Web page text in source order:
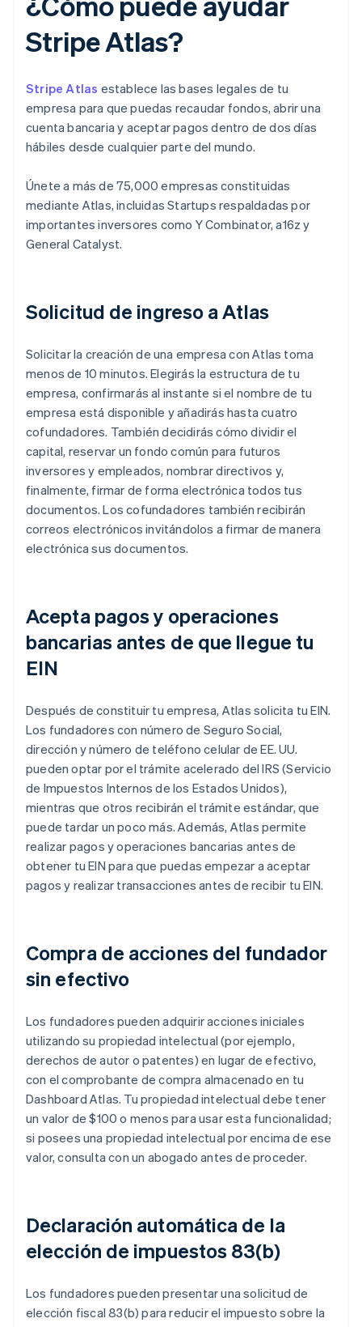
Stripe Atlas?
Stripe Atlas establece las bases legales de tu
empresa para que puedas recaudar fondos, abrir una
cuenta bancaria y aceptar pagos dentro de dos días
hábiles desde cualquier parte del mundo.
Únete a más de 75,000 empresas constituidas
mediante Atlas, incluidas Startups respaldadas por
importantes inversores como Y Combinator, a16z y
General Catalyst.
Solicitud de ingreso a Atlas
Solicitar la creación de una empresa con Atlas toma
menos de 10 minutos. Elegirás la estructura de tu
empresa, confirmarás al instante si el nombre de tu
empresa está disponible y añadirás hasta cuatro
cofundadores. También decidirás cómo dividir el
capital, reservar un fondo común para futuros
inversores y empleados, nombrar directivos y,
finalmente, firmar de forma electrónica todos tus
documentos. Los cofundadores también recibirán
correos electrónicos invitándolos a firmar de manera
electrónica sus documentos.
Acepta pagos y operaciones
bancarias antes de que llegue tu
EIN
Después de constituir tu empresa, Atlas solicita tu EIN.
Los fundadores con número de Seguro Social,
dirección y número de teléfono celular de EE. UU.
pueden optar por el trámite acelerado del IRS (Servicio
de Impuestos Internos de los Estados Unidos),
mientras que otros recibirán el trámite estándar, que
puede tardar un poco más. Además, Atlas permite
realizar pagos y operaciones bancarias antes de
obtener tu EIN para que puedas empezar a aceptar
pagos y realizar transacciones antes de recibir tu EIN.
Compra de acciones del fundador
sin efectivo
Los fundadores pueden adquirir acciones iniciales
utilizando su propiedad intelectual (por ejemplo,
derechos de autor o patentes) en lugar de efectivo,
con el comprobante de compra almacenado en tu
Dashboard Atlas. Tu propiedad intelectual debe tener
un valor de $100 o menos para usar esta funcionalidad;
si posees una propiedad intelectual por encima de ese
valor, consulta con un abogado antes de proceder.
Declaración automática de la
elección de impuestos 83(b)
Los fundadores pueden presentar una solicitud de
elección fiscal 83(b) para reducir el impuesto sobre la